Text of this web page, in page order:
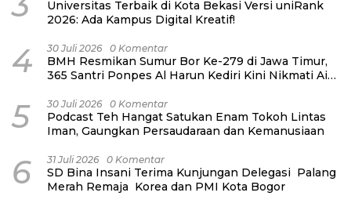
Universitas Terbaik di Kota Bekasi Versi uniRank
2026: Ada Kampus Digital Kreatif!
4 30 Juli 2026 0 Komentar
BMH Resmikan Sumur Bor Ke-279 di Jawa Timur,
365 Santri Ponpes Al Harun Kediri Kini Nikmati Air
5 30 Juli 2026 0 Komentar
Podcast Teh Hangat Satukan Enam Tokoh Lintas
Iman, Gaungkan Persaudaraan dan Kemanusiaan
6 31 Juli 2026 0 Komentar
SD Bina Insani Terima Kunjungan Delegasi Palang
Merah Remaja Korea dan PMI Kota Bogor